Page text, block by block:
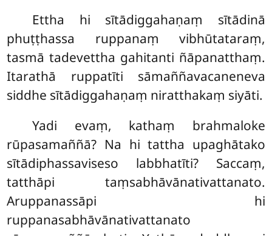
Ettha hi sītādiggahaṇaṃ sītādinā
phuṭṭhassa ruppanaṃ vibhūtataraṃ,
tasmā tadevettha gahitanti ñāpanatthaṃ.
Itarathā ruppatīti sāmaññavacaneneva
siddhe sītādiggahaṇaṃ niratthakaṃ siyāti.
Yadi evaṃ, kathaṃ brahmaloke
rūpasamaññā? Na hi tattha upaghātako
sītādiphassaviseso labbhatīti? Saccaṃ,
tatthāpi taṃsabhāvānativattanato.
Aruppanassāpi hi
ruppanasabhāvānativattanato